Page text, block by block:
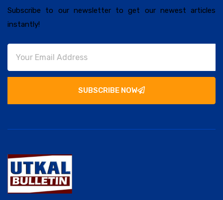
Subscribe to our newsletter to get our newest articles
instantly!
SUBSCRIBE NOW